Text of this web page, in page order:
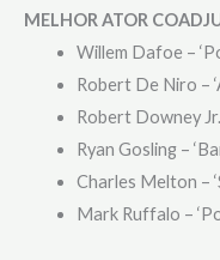
MELHOR ATOR
Willem Dafoe –
Robert De Niro –
Robert Downey Jr.
Ryan Gosling –
Charles Melton –
Mark Ruffalo –